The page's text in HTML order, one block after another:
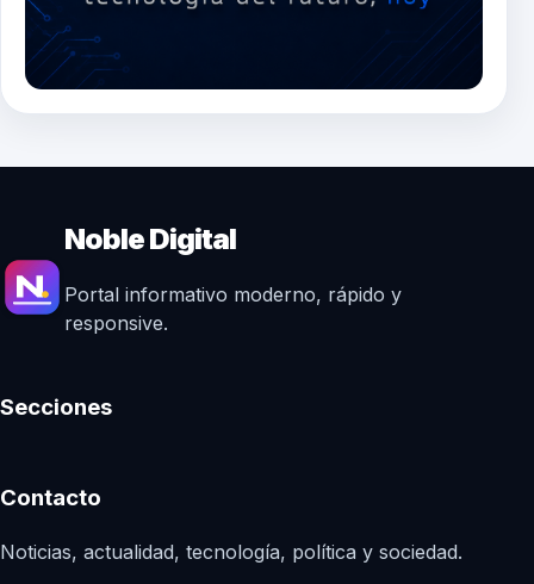
Noble Digital
Portal informativo moderno, rápido y
responsive.
Secciones
Contacto
Noticias, actualidad, tecnología, política y sociedad.